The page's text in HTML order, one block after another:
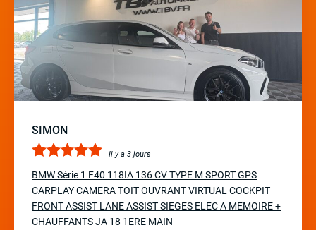
SIMON
Il y a 3 jours
BMW Série 1 F40 118IA 136 CV TYPE M SPORT GPS
CARPLAY CAMERA TOIT OUVRANT VIRTUAL COCKPIT
FRONT ASSIST LANE ASSIST SIEGES ELEC A MEMOIRE +
CHAUFFANTS JA 18 1ERE MAIN